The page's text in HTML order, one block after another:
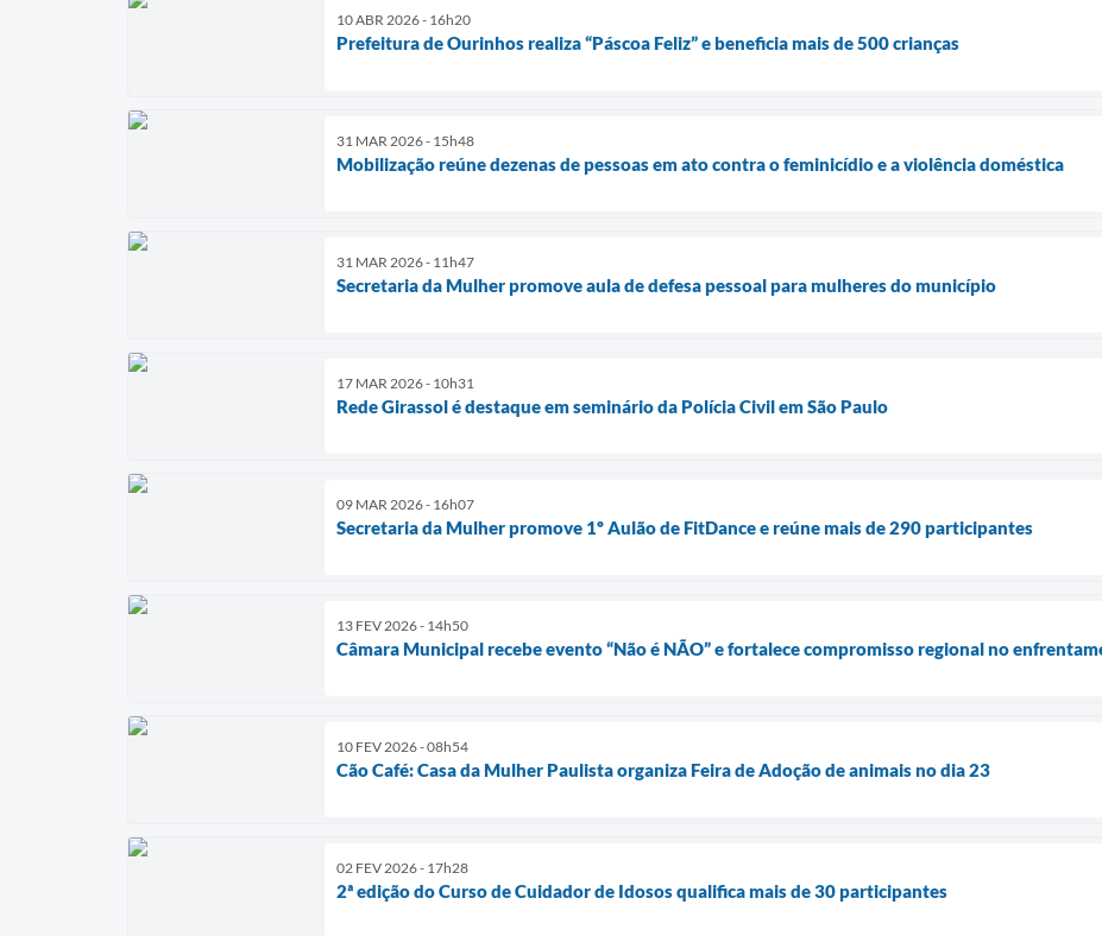
10 ABR 2026 - 16h20
Prefeitura de Ourinhos realiza “Páscoa Feliz” e beneficia mais de 500 crianças
31 MAR 2026 - 15h48
Mobilização reúne dezenas de pessoas em ato contra o feminicídio e a violência doméstica
31 MAR 2026 - 11h47
Secretaria da Mulher promove aula de defesa pessoal para mulheres do município
17 MAR 2026 - 10h31
Rede Girassol é destaque em seminário da Polícia Civil em São Paulo
09 MAR 2026 - 16h07
Secretaria da Mulher promove 1º Aulão de FitDance e reúne mais de 290 participantes
13 FEV 2026 - 14h50
Câmara Municipal recebe evento “Não é NÃO” e fortalece compromisso regional no
10 FEV 2026 - 08h54
Cão Café: Casa da Mulher Paulista organiza Feira de Adoção de animais no dia 23
02 FEV 2026 - 17h28
2ª edição do Curso de Cuidador de Idosos qualifica mais de 30 participantes